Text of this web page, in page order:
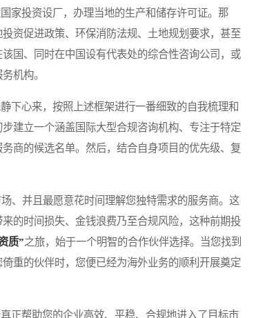
投资设厂，办理当地的生产和储存许可证。那
资促进政策、环保消防法规、土地规划要求，甚至
国、同时在中国设有代表处的综合性咨询公司，或
机构。
心来，按照上述框架进行一番细致的自我梳理和
建立一个涵盖国际大型合规咨询机构、专注于特定
商的候选名单。然后，结合自身项目的优先级、复
并且最愿意花时间理解您独特需求的服务商。这
的时间损失、金钱浪费乃至合规风险，这种前期投
质”之旅，始于一个明智的合作伙伴选择。当您找到
重的伙伴时，您便已经为海外业务的顺利开展奠定
帮助您的企业高效、平稳、合规地进入了目标市